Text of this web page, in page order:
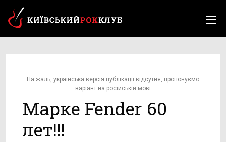
На жаль, українська версія публікації відсутня, пропонуємо
варіант на російській мові
Марке Fender 60
лет!!!